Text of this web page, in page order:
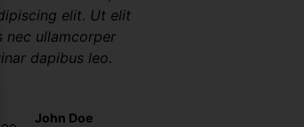
elit. Ut elit
ullamcorper
dapibus leo.
John Doe